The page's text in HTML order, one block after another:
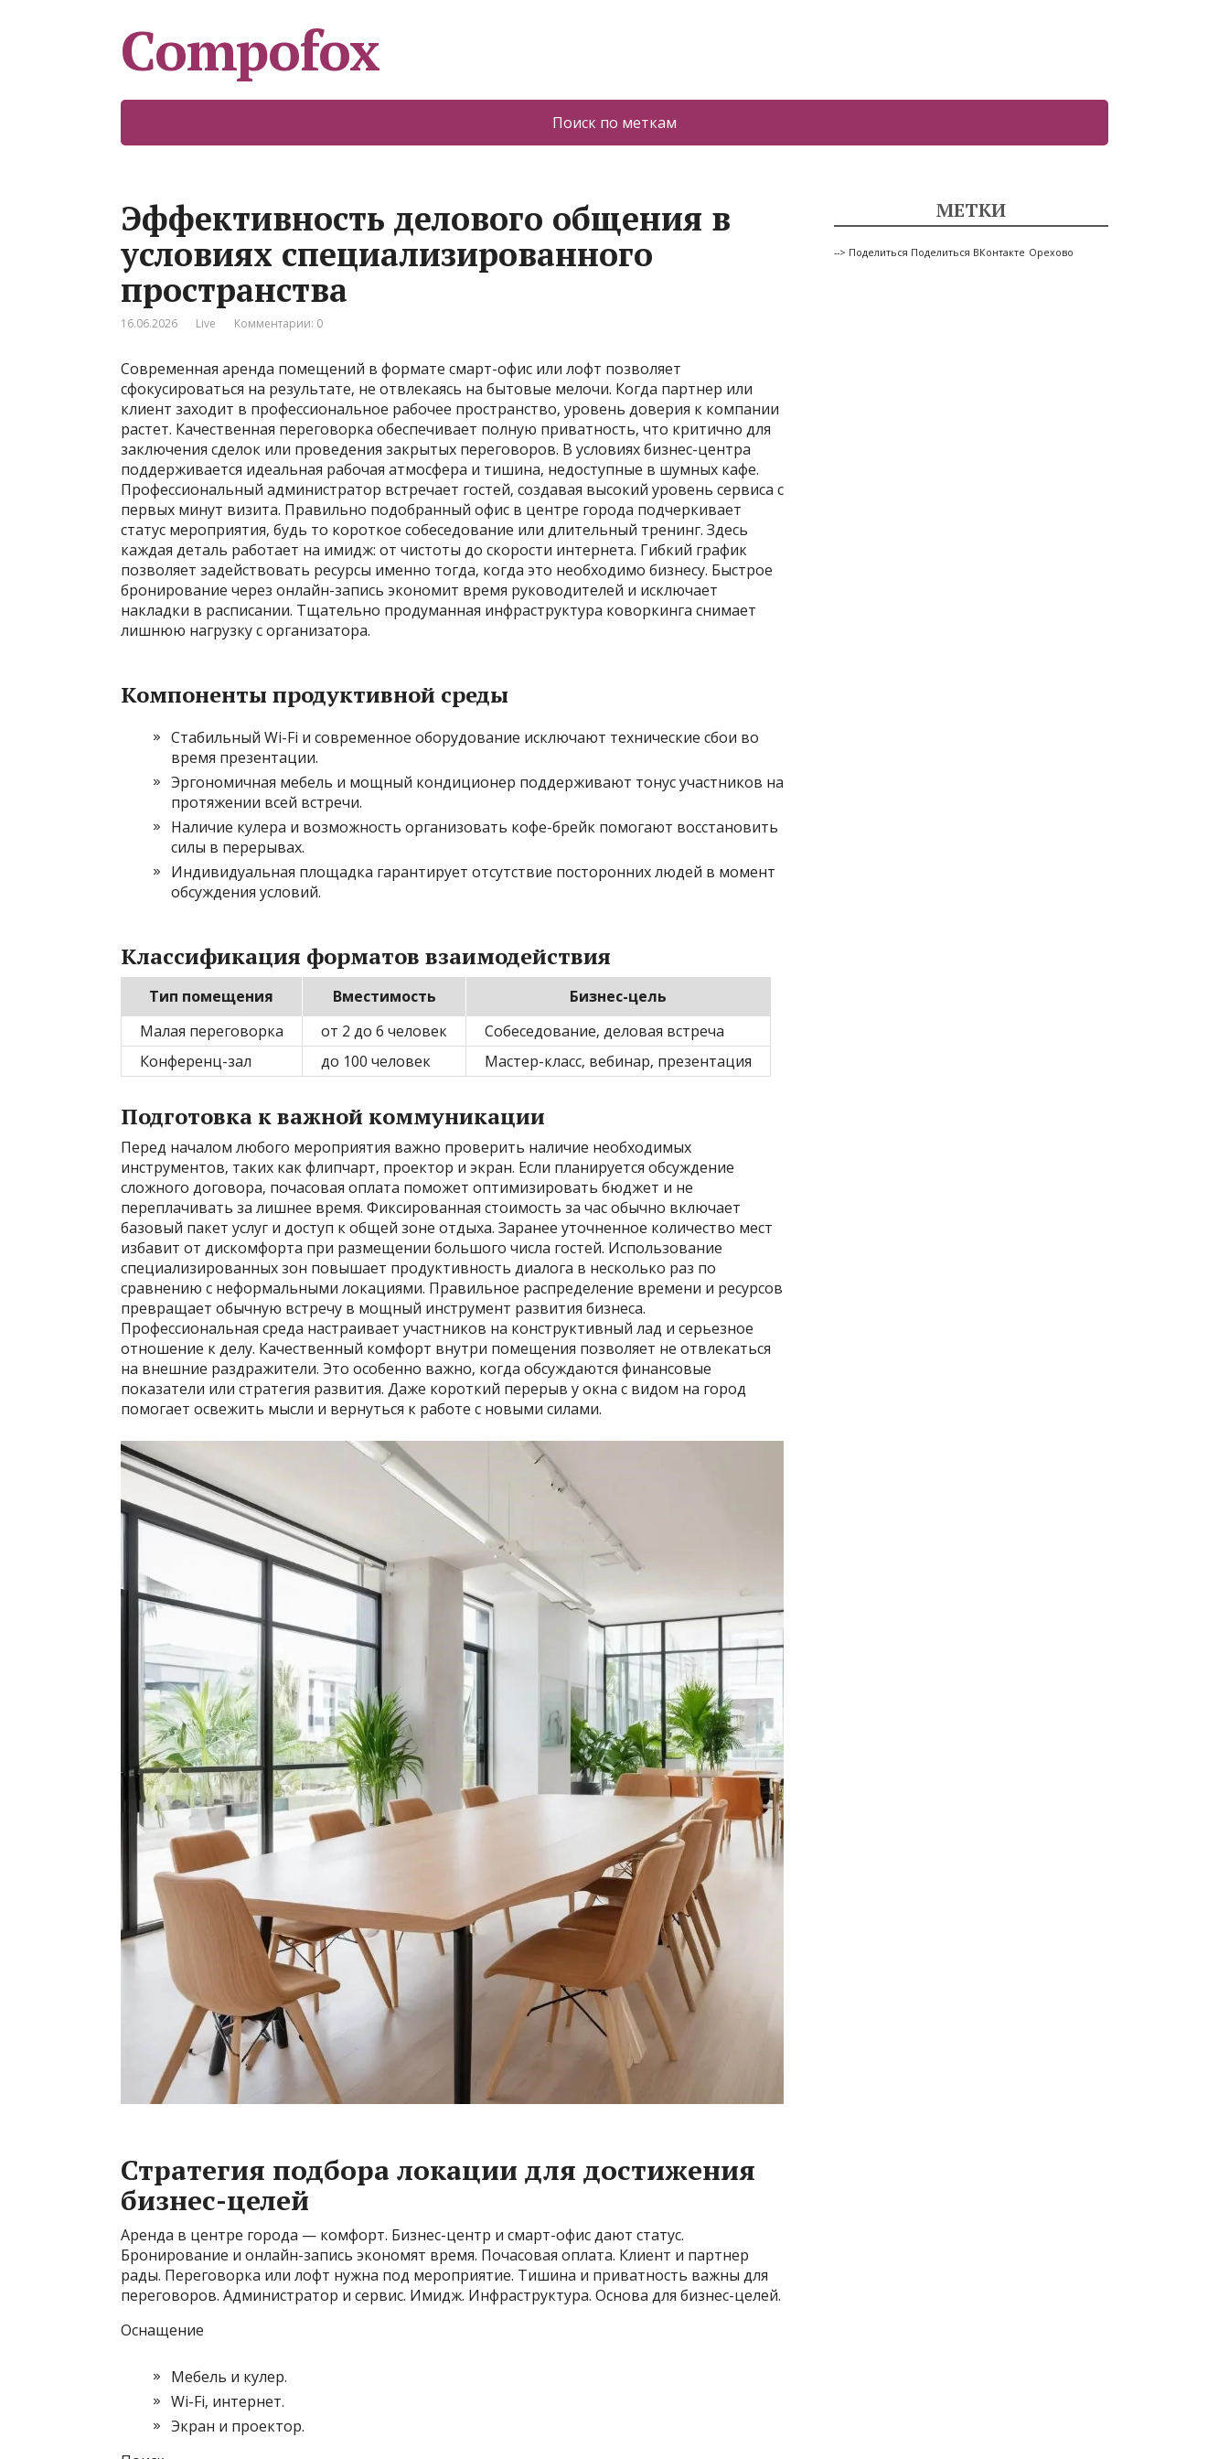
Compofox
Поиск по меткам
Эффективность делового общения в
условиях специализированного
пространства
16.06.2026 Live Комментарии: 0
Современная аренда помещений в формате смарт-офис или лофт позволяет
сфокусироваться на результате‚ не отвлекаясь на бытовые мелочи. Когда партнер или
клиент заходит в профессиональное рабочее пространство‚ уровень доверия к компании
растет. Качественная переговорка обеспечивает полную приватность‚ что критично для
заключения сделок или проведения закрытых переговоров. В условиях бизнес-центра
поддерживается идеальная рабочая атмосфера и тишина‚ недоступные в шумных кафе.
Профессиональный администратор встречает гостей‚ создавая высокий уровень сервиса с
первых минут визита. Правильно подобранный офис в центре города подчеркивает
статус мероприятия‚ будь то короткое собеседование или длительный тренинг. Здесь
каждая деталь работает на имидж: от чистоты до скорости интернета. Гибкий график
позволяет задействовать ресурсы именно тогда‚ когда это необходимо бизнесу. Быстрое
бронирование через онлайн-запись экономит время руководителей и исключает
накладки в расписании. Тщательно продуманная инфраструктура коворкинга снимает
лишнюю нагрузку с организатора.
Компоненты продуктивной среды
Стабильный Wi-Fi и современное оборудование исключают технические сбои во
время презентации.
Эргономичная мебель и мощный кондиционер поддерживают тонус участников на
протяжении всей встречи.
Наличие кулера и возможность организовать кофе-брейк помогают восстановить
силы в перерывах.
Индивидуальная площадка гарантирует отсутствие посторонних людей в момент
обсуждения условий.
Классификация форматов взаимодействия
Тип помещения Вместимость
Бизнес-цель
Малая переговорка
от 2 до 6 человек
Собеседование‚ деловая встреча
Конференц-зал
до 100 человек Мастер-класс‚ вебинар‚ презентация
Подготовка к важной коммуникации
Перед началом любого мероприятия важно проверить наличие необходимых
инструментов‚ таких как флипчарт‚ проектор и экран. Если планируется обсуждение
сложного договора‚ почасовая оплата поможет оптимизировать бюджет и не
переплачивать за лишнее время. Фиксированная стоимость за час обычно включает
базовый пакет услуг и доступ к общей зоне отдыха. Заранее уточненное количество мест
избавит от дискомфорта при размещении большого числа гостей. Использование
специализированных зон повышает продуктивность диалога в несколько раз по
сравнению с неформальными локациями. Правильное распределение времени и ресурсов
превращает обычную встречу в мощный инструмент развития бизнеса.
Профессиональная среда настраивает участников на конструктивный лад и серьезное
отношение к делу. Качественный комфорт внутри помещения позволяет не отвлекаться
на внешние раздражители. Это особенно важно‚ когда обсуждаются финансовые
показатели или стратегия развития. Даже короткий перерыв у окна с видом на город
помогает освежить мысли и вернуться к работе с новыми силами.
Стратегия подбора локации для достижения
бизнес-целей
Аренда в центре города — комфорт. Бизнес-центр и смарт-офис дают статус.
Бронирование и онлайн-запись экономят время. Почасовая оплата. Клиент и партнер
рады. Переговорка или лофт нужна под мероприятие. Тишина и приватность важны для
переговоров. Администратор и сервис. Имидж. Инфраструктура. Основа для бизнес-целей.
Оснащение
Мебель и кулер.
Wi-Fi‚ интернет.
Экран и проектор.
МЕТКИ
--> Поделиться Поделиться ВКонтакте Орехово